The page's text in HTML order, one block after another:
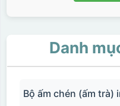
Danh
Bộ ấm chén (ấm trà)